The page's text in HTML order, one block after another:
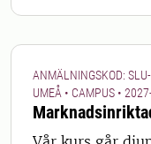
ANMÄLNINGSKOD:
UMEÅ • CAMPUS •